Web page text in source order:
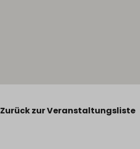
Zurück zur Veranstaltungsliste